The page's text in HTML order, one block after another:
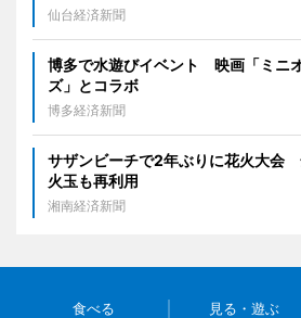
仙台経済新聞
博多で水遊びイベント 映画「ミニ
ズ」とコラボ
博多経済新聞
サザンビーチで2年ぶりに花火大会
火玉も再利用
湘南経済新聞
食べる 見る・遊ぶ